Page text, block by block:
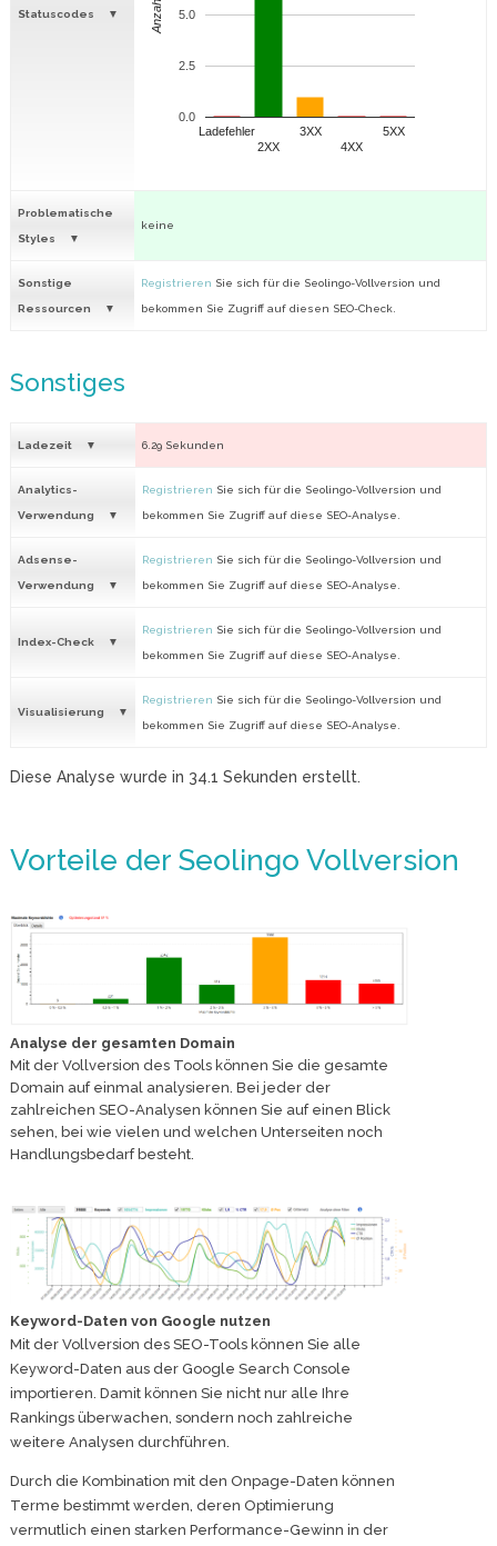
Statuscodes
Ladefehler
2XX
3XX
4XX
5XX
0.0
2.5
5.0
Anzahl
Problematische
Styles
keine
Sonstige
Ressourcen
Registrieren Sie sich für die Seolingo-Vollversion und
bekommen Sie Zugriff auf diesen SEO-Check.
Sonstiges
Ladezeit 6.29 Sekunden
Analytics-
Verwendung
Registrieren Sie sich für die Seolingo-Vollversion und
bekommen Sie Zugriff auf diese SEO-Analyse.
Adsense-
Verwendung
Registrieren Sie sich für die Seolingo-Vollversion und
bekommen Sie Zugriff auf diese SEO-Analyse.
Index-Check
Registrieren Sie sich für die Seolingo-Vollversion und
bekommen Sie Zugriff auf diese SEO-Analyse.
Visualisierung
Registrieren Sie sich für die Seolingo-Vollversion und
bekommen Sie Zugriff auf diese SEO-Analyse.
Diese Analyse wurde in 34.1 Sekunden erstellt.
Vorteile der Seolingo Vollversion
Analyse der gesamten Domain
Mit der Vollversion des Tools können Sie die gesamte
Domain auf einmal analysieren. Bei jeder der
zahlreichen SEO-Analysen können Sie auf einen Blick
sehen, bei wie vielen und welchen Unterseiten noch
Handlungsbedarf besteht.
Keyword-Daten von Google nutzen
Mit der Vollversion des SEO-Tools können Sie alle
Keyword-Daten aus der Google Search Console
importieren. Damit können Sie nicht nur alle Ihre
Rankings überwachen, sondern noch zahlreiche
weitere Analysen durchführen.
Durch die Kombination mit den Onpage-Daten können
Terme bestimmt werden, deren Optimierung
vermutlich einen starken Performance-Gewinn in der